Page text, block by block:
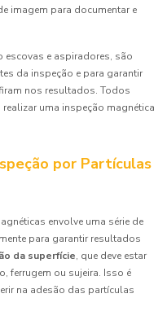
imagem para documentar e
escovas e aspiradores, são
da inspeção e para garantir
nos resultados. Todos
uma inspeção magnética
por Partículas
envolve uma série de
para garantir resultados
da superfície, que deve estar
ferrugem ou sujeira. Isso é
na adesão das partículas